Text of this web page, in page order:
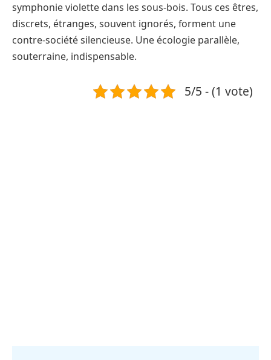
symphonie violette dans les sous-bois. Tous ces êtres,
discrets, étranges, souvent ignorés, forment une
contre-société silencieuse. Une écologie parallèle,
souterraine, indispensable.
5/5 - (1 vote)